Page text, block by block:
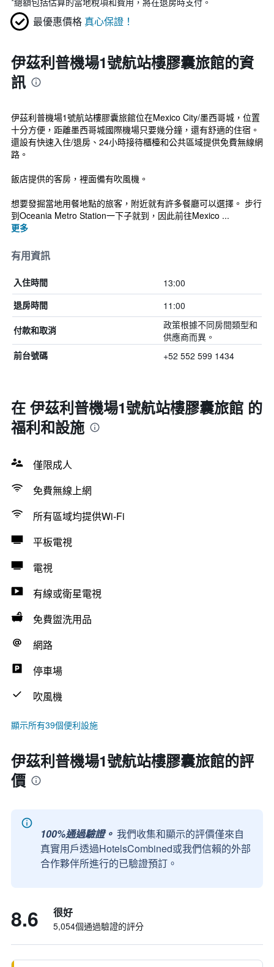
最優惠價格 真心保證！
伊茲利普機場1號航站樓膠囊旅館的資
訊
伊茲利普機場1號航站樓膠囊旅館位在Mexico City/墨西哥城，位置
十分方便，距離墨西哥城國際機場只要幾分鐘，還有舒適的住宿。
還設有快速入住/退房、24小時接待櫃檯和公共區域提供免費無線網
路。
飯店提供的客房，裡面備有吹風機。
想要發掘當地用餐地點的旅客，附近就有許多餐廳可以選擇。 步行
到Oceania Metro Station一下子就到，因此前往Mexico ...
更多
有用資訊
入住時間 13:00
退房時間 11:00
付款和取消
政策根據不同房間類型和
供應商而異。
前台號碼 +52 552 599 1434
在 伊茲利普機場1號航站樓膠囊旅館 的
福利和設施
僅限成人
免費無線上網
所有區域均提供Wi-Fi
平板電視
電視
有線或衛星電視
免費盥洗用品
網路
停車場
吹風機
顯示所有39個便利設施
伊茲利普機場1號航站樓膠囊旅館的評
價
100%通過驗證。 我們收集和顯示的評價僅來自
真實用戶透過HotelsCombined或我們信賴的外部
合作夥伴所進行的已驗證預訂。
8.6 很好
5,054個通過驗證的評分